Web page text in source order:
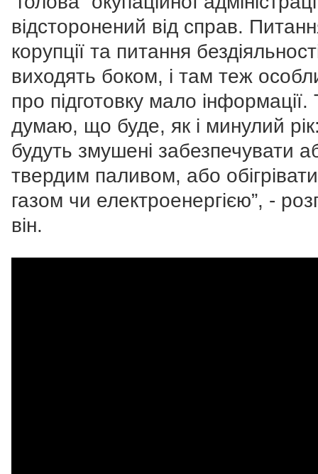
відсторонений від справ.
корупції та питання
виходять боком, і там теж
про підготовку мало
думаю, що буде, як і минулий
будуть змушені забезпечувати
твердим паливом, або
газом чи електроенергією”, -
він.